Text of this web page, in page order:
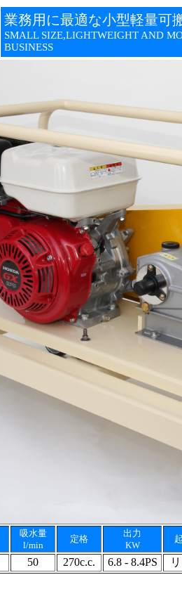
業務用に最適な小型軽量可
SMALL SIZE,LIGHTWEIGHT AND
BUSINESS
吸水量
l/min
定格
出力
KW
50 270c.c. 6.8 - 8.4PS